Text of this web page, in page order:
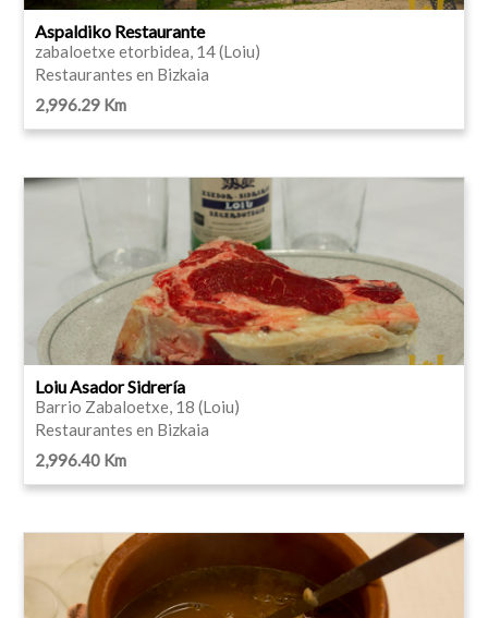
Aspaldiko Restaurante
zabaloetxe etorbidea, 14 (Loiu)
Restaurantes en Bizkaia
2,996.29 Km
Loiu Asador Sidrería
Barrio Zabaloetxe, 18 (Loiu)
Restaurantes en Bizkaia
2,996.40 Km